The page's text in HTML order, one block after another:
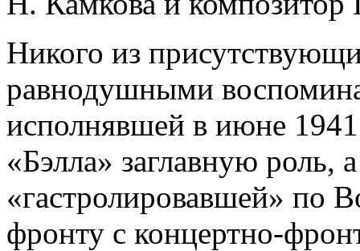
Никого из
равнодушными
исполнявшей в июне
«Бэлла» заглавную роль,
«гастролировавшей» по
фронту с концертно-